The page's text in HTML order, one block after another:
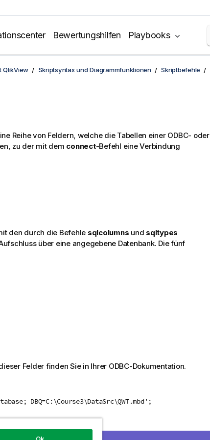
Bewertungshilfen Playbooks
QlikView Skriptsyntax und Diagrammfunktionen
Skriptbefehle
Reihe von Feldern, welche die Tabellen einer ODBC- oder
zu der mit dem connect-Befehl eine Verbindung
den durch die Befehle sqlcolumns und sqltypes
über eine angegebene Datenbank. Die fünf
Felder finden Sie in Ihrer ODBC-Dokumentation.
DBQ=C:\Course3\DataSrc\QWT.mbd';